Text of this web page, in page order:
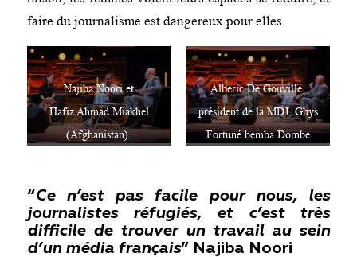
faire du journalisme est dangereux pour elles.
Najiba Noori et
Hafiz Ahmad Miakhel
(Afghanistan).
Alberic De Gouville,
président de la MDJ, Ghys
Fortuné bemba Dombe
“Ce n’est pas facile pour nous, les
journalistes réfugiés, et c’est très
difficile de trouver un travail au sein
d’un média français” Najiba Noori